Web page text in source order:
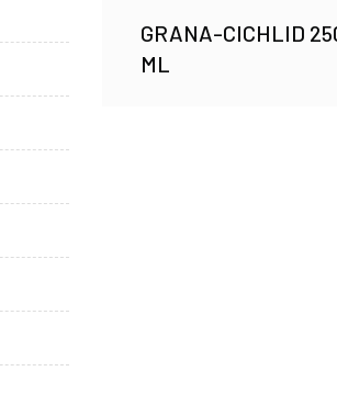
GRANA-CICHLID
ML